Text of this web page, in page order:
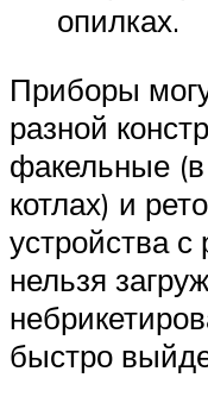
опилках.
Приборы
разной
факельные
котлах) и
устройства
нельзя
быстро